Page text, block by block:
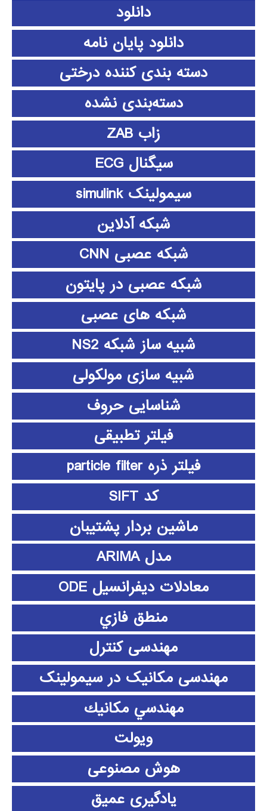
دانلود
دانلود پايان نامه
دسته بندی کننده درختی
دسته‌بندی نشده
زاب ZAB
سیگنال ECG
سیمولینک simulink
شبکه آدلاین
شبکه عصبی CNN
شبکه عصبی در پایتون
شبکه های عصبی
شبیه ساز شبکه NS2
شبیه سازی مولکولی
شناسایی حروف
فیلتر تطبیقی
فیلتر ذره particle filter
کد SIFT
ماشین بردار پشتیبان
مدل ARIMA
معادلات دیفرانسیل ODE
منطق فازي
مهندسی کنترل
مهندسی مکانیک در سیمولینک
مهندسي مكانيك
ویولت
هوش مصنوعی
یادگیری عمیق